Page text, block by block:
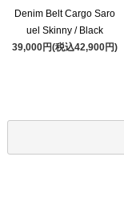
Denim Belt Cargo Saro
uel Skinny / Black
39,000円(税込42,900円)